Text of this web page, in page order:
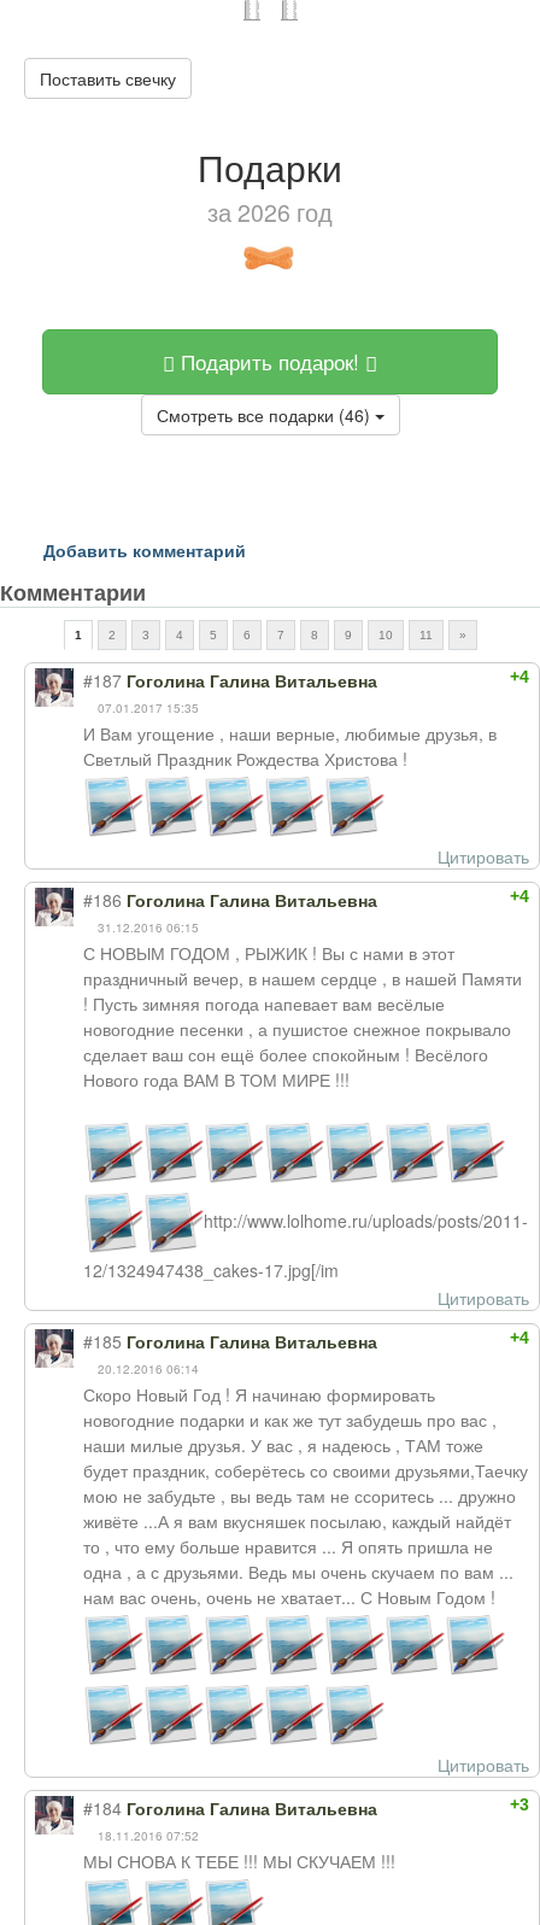
Поставить свечку
Подарки
за 2026 год
Подарить подарок!
Смотреть все подарки (46)
Добавить комментарий
Комментарии
1 2 3 4 5 6 7 8 9 10 11 »
+4
#187 Гоголина Галина Витальевна
07.01.2017 15:35
И Вам угощение , наши верные, любимые друзья, в
Светлый Праздник Рождества Христова !
Цитировать
+4
#186 Гоголина Галина Витальевна
31.12.2016 06:15
С НОВЫМ ГОДОМ , РЫЖИК ! Вы с нами в этот
праздничный вечер, в нашем сердце , в нашей Памяти
! Пусть зимняя погода напевает вам весёлые
новогодние песенки , а пушистое снежное покрывало
сделает ваш сон ещё более спокойным ! Весёлого
Нового года ВАМ В ТОМ МИРЕ !!!
http://www.lolhome.ru/uploads/posts/2011-
12/1324947438_cakes-17.jpg[/im
Цитировать
+4
#185 Гоголина Галина Витальевна
20.12.2016 06:14
Скоро Новый Год ! Я начинаю формировать
новогодние подарки и как же тут забудешь про вас ,
наши милые друзья. У вас , я надеюсь , ТАМ тоже
будет праздник, соберётесь со своими друзьями,Таечку
мою не забудьте , вы ведь там не ссоритесь ... дружно
живёте ...А я вам вкусняшек посылаю, каждый найдёт
то , что ему больше нравится ... Я опять пришла не
одна , а с друзьями. Ведь мы очень скучаем по вам ...
нам вас очень, очень не хватает... С Новым Годом !
Цитировать
+3
#184 Гоголина Галина Витальевна
18.11.2016 07:52
МЫ СНОВА К ТЕБЕ !!! МЫ СКУЧАЕМ !!!